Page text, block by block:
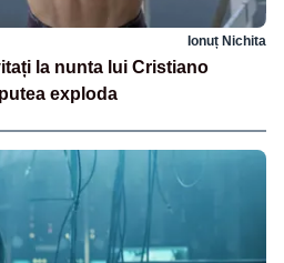
Ionuț Nichita
la nunta lui Cristiano
exploda